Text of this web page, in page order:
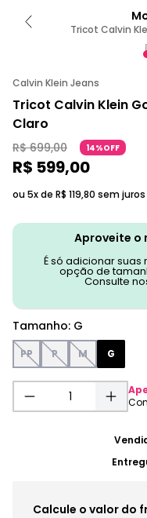
Tricot Calvin
Calvin Klein Jeans
Tricot Calvin Klein
Claro
R$ 699,00 14%OFF
R$ 599,00
ou 5x de R$ 119,80 sem juros
Aproveite o
É só adicionar
opção de
Consulte
Tamanho: G
PP P M G